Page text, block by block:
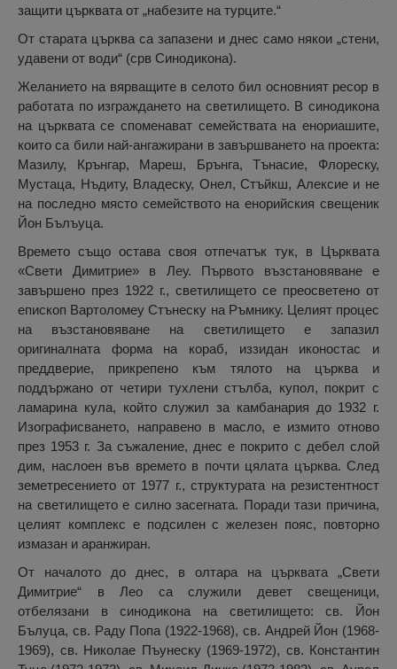
защити църквата от „набезите на турците.“
От старата църква са запазени и днес само някои „стени,
удавени от води“ (срв Синодикона).
Желанието на вярващите в селото бил основният ресор в
работата по изграждането на светилището. В синодикона
на църквата се споменават семействата на енориашите,
които са били най-ангажирани в завършването на проекта:
Мазилу, Крънгар, Мареш, Брънга, Тънасие, Флореску,
Мустаца, Нъдиту, Владеску, Онел, Стъйкш, Алексие и не
на последно място семейството на енорийския свещеник
Йон Бълъуца.
Времето също остава своя отпечатък тук, в Църквата
«Свети Димитрие» в Леу. Първото възстановяване е
завършено през 1922 г., светилището се преосветено от
епископ Вартоломеу Стънеску на Ръмнику. Целият процес
на възстановяване на светилището е запазил
оригиналната форма на кораб, иззидан иконостас и
преддверие, прикрепено към тялото на църква и
поддържано от четири тухлени стълба, купол, покрит с
ламарина кула, който служил за камбанария до 1932 г.
Изографисването, направено в масло, е измито отново
през 1953 г. За съжаление, днес е покрито с дебел слой
дим, наслоен във времето в почти цялата църква. След
земетресението от 1977 г., структурата на резистентност
на светилището е силно засегната. Поради тази причина,
целият комплекс е подсилен с железен пояс, повторно
измазан и аранжиран.
От началото до днес, в олтара на църквата „Свети
Димитрие“ в Лео са служили девет свещеници,
отбелязани в синодикона на светилището: св. Йон
Бълуца, св. Раду Попа (1922-1968), св. Андрей Йон (1968-
1969), св. Николае Пъунеску (1969-1972), св. Константин